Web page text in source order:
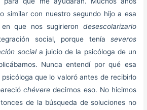
similar con nuestro segundo hijo a esa
que nos sugirieron desescolarizarlo
social, porque tenía severos
sociala juicio de la psicóloga de un
Nunca entendí por qué esa
que lo valoró antes de recibirlo
chévere decirnos eso. No hicimos
de la búsqueda de soluciones no